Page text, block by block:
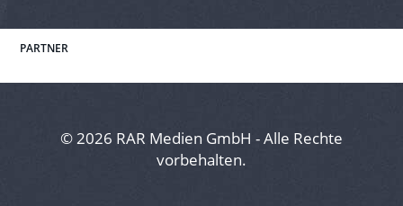
PARTNER
© 2026 RAR Medien GmbH - Alle Rechte
vorbehalten.